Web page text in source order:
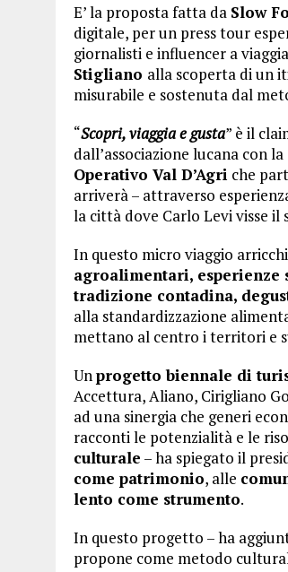
E’ la proposta fatta da Slow
digitale, per un press tour
giornalisti e influencer a
Stigliano alla scoperta di un
misurabile e sostenuta dal
“Scopri, viaggia e gusta” è il
dall’associazione lucana con
Operativo Val D’Agri che
arriverà – attraverso
la città dove Carlo Levi visse il
In questo micro viaggio
agroalimentari,
tradizione contadina,
alla standardizzazione
mettano al centro i territori e
Unprogetto biennale di
Accettura, Aliano, Cirigliano
ad una sinergia che generi
racconti le potenzialità e le
culturale – ha spiegato il
come patrimonio, alle
lento come strumento.
In questo progetto – ha
propone come metodo